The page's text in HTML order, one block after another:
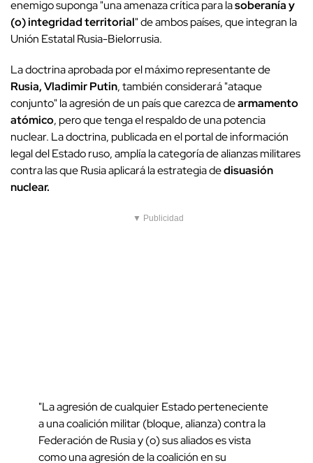
enemigo suponga "una amenaza crítica para lasoberanía y
(o) integridad territorial" de ambos países, que integran la
Unión Estatal Rusia-Bielorrusia.
La doctrina aprobada por el máximo representante de
Rusia, Vladimir Putin, también considerará "ataque
conjunto" la agresión de un país que carezca dearmamento
atómico, pero que tenga el respaldo de una potencia
nuclear. La doctrina, publicada en el portal de información
legal del Estado ruso, amplía la categoría de alianzas militares
contra las que Rusia aplicará la estrategia dedisuasión
nuclear.
▼ Publicidad
"La agresión de cualquier Estado perteneciente
a una coalición militar (bloque, alianza) contra la
Federación de Rusia y (o) sus aliados es vista
como una agresión de la coalición en su